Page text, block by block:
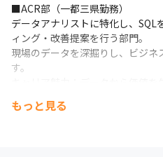
■ACR部（一都三県勤務）
データアナリストに特化し、SQL
ィング・改善提案を行う部門。
現場のデータを深掘りし、ビジ
す。
もっと見る